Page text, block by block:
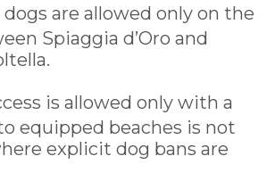
dogs are allowed only on the
Spiaggia d’Oro and
is allowed only with a
equipped beaches is not
explicit dog bans are